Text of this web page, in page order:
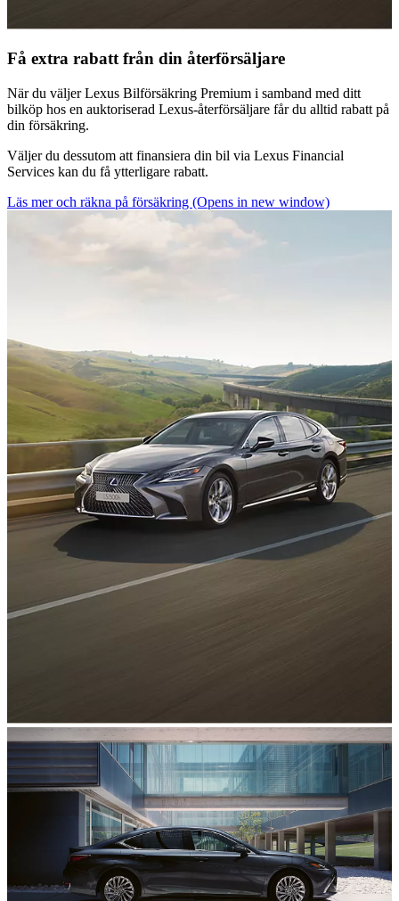
Få extra rabatt från din återförsäljare
När du väljer Lexus Bilförsäkring Premium i samband med ditt
bilköp hos en auktoriserad Lexus-återförsäljare får du alltid rabatt på
din försäkring.
Väljer du dessutom att finansiera din bil via Lexus Financial
Services kan du få ytterligare rabatt.
Läs mer och räkna på försäkring (Opens in new window)